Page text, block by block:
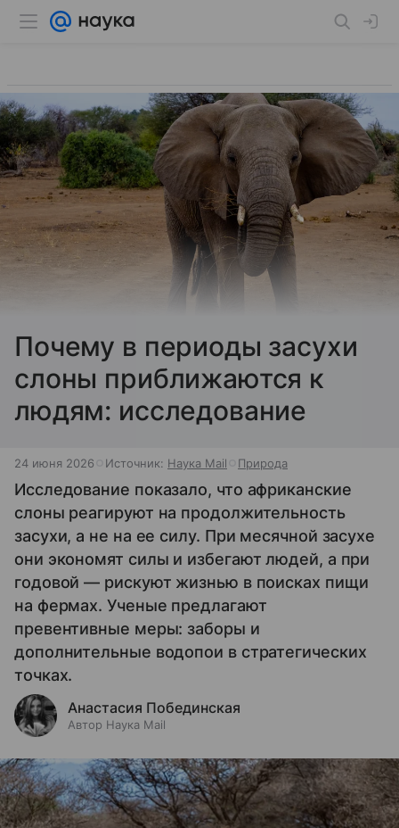
Почему в периоды засухи
слоны приближаются к
людям: исследование
24 июня 2026 Источник: Наука Mail Природа
Исследование показало, что африканские
слоны реагируют на продолжительность
засухи, а не на ее силу. При месячной засухе
они экономят силы и избегают людей, а при
годовой — рискуют жизнью в поисках пищи
на фермах. Ученые предлагают
превентивные меры: заборы и
дополнительные водопои в стратегических
точках.
Анастасия Побединская
Автор Наука Mail